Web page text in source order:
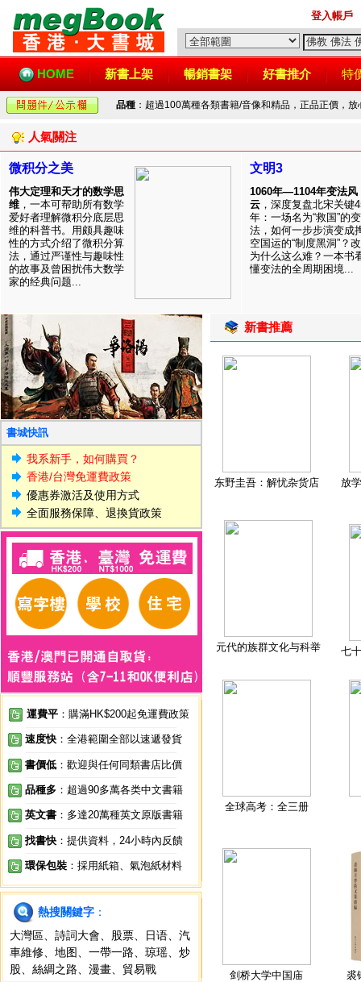
登入帳戶
HOME 新書上架 暢銷書架 好書推介 特
品種 ：超過100萬種各類書籍/音像和精品，正品正價，
人氣關注
微积分之美
伟大定理和天才的数学思
维 ，一本可帮助所有数学
爱好者理解微积分底层思
维的科普书。用颇具趣味
性的方式介绍了微积分算
法，通过严谨性与趣味性
的故事及曾困扰伟大数学
家的经典问题...
文明3
1060年—1104年变法风
云 ，深度复盘北宋关键
年：一场名为“救国”的变
法，如何一步步演变成
空国运的“制度黑洞”？
为什么这么难？一本书
懂变法的全周期困境...
書城快訊
我系新手，如何購買？
香港/台灣免運費政策
優惠券激活及使用方式
全面服務保障、退換貨政策
運費平 ：購滿HK$200起免運費政策
速度快 ：全港範圍全部以速遞發貨
書價低 ：歡迎與任何同類書店比價
品種多 ：超過90多萬各类中文書籍
英文書 ：多達20萬種英文原版書籍
找書快 ：提供資料，24小時內反饋
環保包裝 ：採用紙箱、氣泡紙材料
熱搜關鍵字 ：
大灣區
詩詞大會 股票 日语
汽
車維修
地图 一帶一路 琼瑶
炒
股
絲綢之路 漫畫 貿易戰
新書推薦
东野圭吾：解忧杂货店 放
元代的族群文化与科举 七
全球高考：全三册
剑桥大学中国庙 裘